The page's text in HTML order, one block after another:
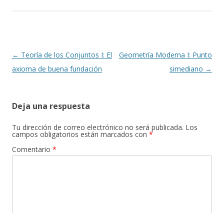
Navegación
de
← Teoría de los Conjuntos I: El
axioma de buena fundación
Geometría Moderna I: Punto
simediano →
Deja una respuesta
Tu dirección de correo electrónico no será publicada. Los
campos obligatorios están marcados con *
Comentario *